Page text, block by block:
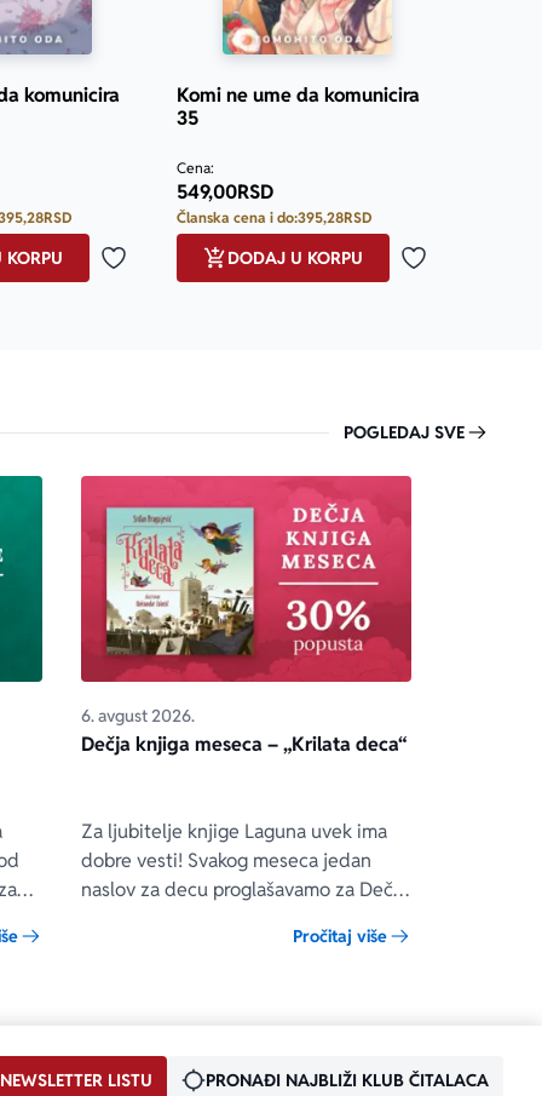
komunicira
RSD
Dodaj u omiljene
Komi ne ume da komunicira
35
Cena:
549,00RSD
Članska cena i do:395,28RSD
Dodaj u
DODAJ U KORPU
POGLEDAJ SVE
6. avgust 2026.
Dečja knjiga meseca – „Krilata deca“
Za ljubitelje knjige Laguna uvek ima
dobre vesti! Svakog meseca jedan
naslov za decu proglašavamo za Dečju
31. avgusta 2026. godine Dečja knjiga
popust.
Pročitaj više
LISTU PRONAĐI NAJBLIŽI KLUB ČITALACA